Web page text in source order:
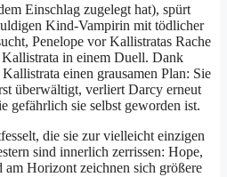
Einschlag zugelegt hat), spürt
Kind-Vampirin mit tödlicher
Penelope vor Kallistratas Rache
in einem Duell. Dank
einen grausamen Plan: Sie
überwältigt, verliert Darcy erneut
gefährlich sie selbst geworden ist.
die sie zur vielleicht einzigen
sind innerlich zerrissen: Hope,
Horizont zeichnen sich größere